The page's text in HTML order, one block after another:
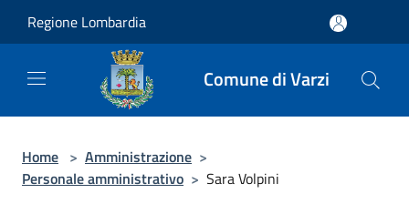
Regione Lombardia
Comune di Varzi
Home > Amministrazione >
Personale amministrativo > Sara Volpini